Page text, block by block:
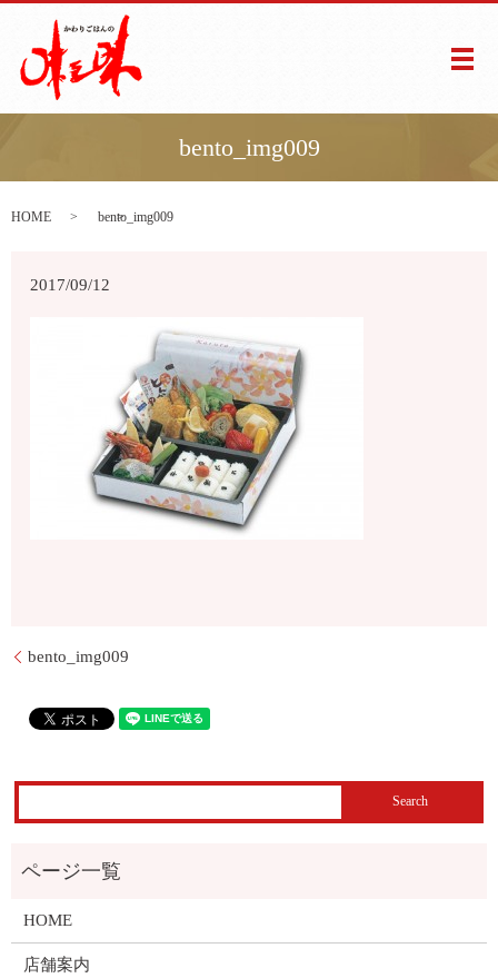
メ
bento_img009
HOME bento_img009
2017/09/12
bento_img009
HOME
店舗案内